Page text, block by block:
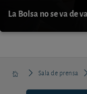
La Bolsa no se va de
Sala de prensa